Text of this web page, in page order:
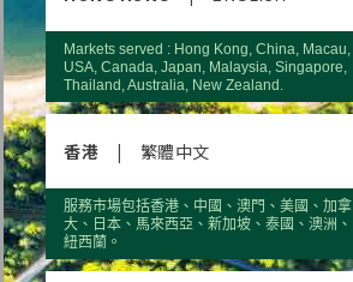
Markets served : Hong Kong, China, Macau,
USA, Canada, Japan, Malaysia, Singapore,
Thailand, Australia, New Zealand.
香港 | 繁體中文
服務市場包括香港、中國、澳門、美國、加拿
大、日本、馬來西亞、新加坡、泰國、澳洲、
紐西蘭。